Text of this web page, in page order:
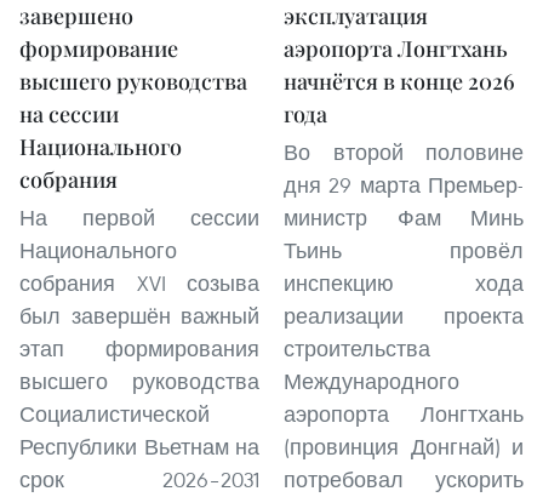
завершено
формирование
высшего руководства
на сессии
Национального
собрания
На первой сессии
Национального
собрания XVI созыва
был завершён важный
этап формирования
высшего руководства
Социалистической
Республики Вьетнам на
срок 2026–2031
эксплуатация
аэропорта Лонгтхань
начнётся в конце 2026
года
Во второй половине
дня 29 марта Премьер-
министр Фам Минь
Тьинь провёл
инспекцию хода
реализации проекта
строительства
Международного
аэропорта Лонгтхань
(провинция Донгнай) и
потребовал ускорить